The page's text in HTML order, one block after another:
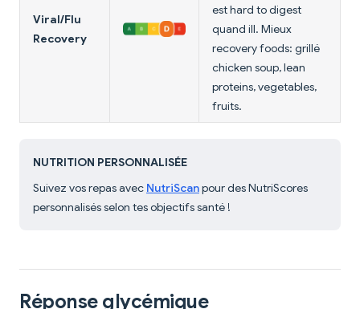
Viral/Flu
Recovery
est hard to digest
quand ill. Mieux
recovery foods: grillé
chicken soup, lean
proteins, vegetables,
fruits.
NUTRITION PERSONNALISÉE
Suivez vos repas avec NutriScanpour des NutriScores
personnalisés selon tes objectifs santé !
Réponse glycémique